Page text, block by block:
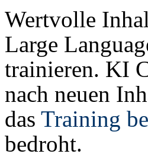
Wertvolle
Large
trainieren. KI
nach neuen
das Training
bedroht.